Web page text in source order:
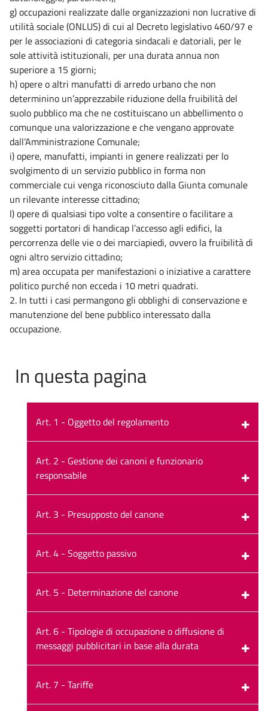
g) occupazioni realizzate dalle organizzazioni non lucrative di
utilità sociale (ONLUS) di cui al Decreto legislativo 460/97 e
per le associazioni di categoria sindacali e datoriali, per le
sole attività istituzionali, per una durata annua non
superiore a 15 giorni;
h) opere o altri manufatti di arredo urbano che non
determinino un’apprezzabile riduzione della fruibilità del
suolo pubblico ma che ne costituiscano un abbellimento o
comunque una valorizzazione e che vengano approvate
dall’Amministrazione Comunale;
i) opere, manufatti, impianti in genere realizzati per lo
svolgimento di un servizio pubblico in forma non
commerciale cui venga riconosciuto dalla Giunta comunale
un rilevante interesse cittadino;
l) opere di qualsiasi tipo volte a consentire o facilitare a
soggetti portatori di handicap l’accesso agli edifici, la
percorrenza delle vie o dei marciapiedi, ovvero la fruibilità di
ogni altro servizio cittadino;
m) area occupata per manifestazioni o iniziative a carattere
politico purché non ecceda i 10 metri quadrati.
2. In tutti i casi permangono gli obblighi di conservazione e
manutenzione del bene pubblico interessato dalla
occupazione.
In questa pagina
Art. 1 - Oggetto del regolamento
Art. 2 - Gestione dei canoni e funzionario
responsabile
Art. 3 - Presupposto del canone
Art. 4 - Soggetto passivo
Art. 5 - Determinazione del canone
Art. 6 - Tipologie di occupazione o diffusione di
messaggi pubblicitari in base alla durata
Art. 7 - Tariffe